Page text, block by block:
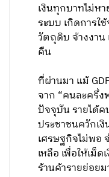
เงินทุกบาทไม่ห
ระบบ เกิดการใ
วัตถุดิบ จ้างงา
คืน
ที่ผ่านมา แม้
จาก “คนละครึ่
ปัจจุบัน รายได้
ประชาชนควักเ
เศรษฐกิจไม่พอ
เหลือ เพื่อให้เม็
ร้านค้ารายย่อย